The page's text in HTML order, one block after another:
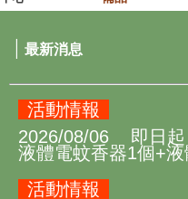
| 最新消息
活動情報
2026/08/06 即日起
液體電蚊香器1個+
活動情報